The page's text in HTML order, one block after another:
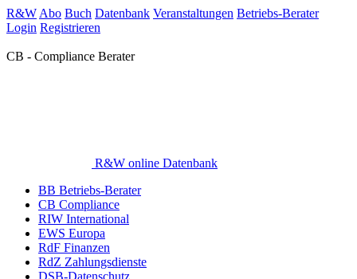
R&W Abo Buch Datenbank Veranstaltungen Betriebs-Berater
Login Registrieren
CB - Compliance Berater
R&W online Datenbank
BB Betriebs-Berater
CB Compliance
RIW International
EWS Europa
RdF Finanzen
RdZ Zahlungsdienste
DSB-Datenschutz